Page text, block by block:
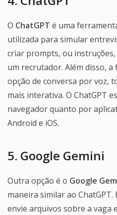
O ChatGPT é uma
utilizada para simular
criar prompts, ou
um recrutador. Além disso,
opção de conversa por voz,
mais interativa. O ChatGPT
navegador quanto por
Android e iOS.
5. Google Gemini
Outra opção é o Google
maneira similar ao
envie arquivos sobre a vaga